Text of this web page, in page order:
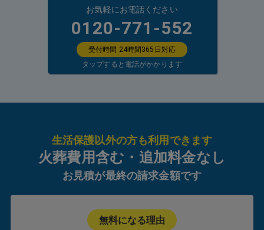
お気軽にお電話ください
0120-771-552
受付時間 24時間365日対応
タップすると電話がかかります
生活保護以外の方も利用できます
火葬費用含む・追加料金なし
お見積が最終の請求金額です
無料になる理由